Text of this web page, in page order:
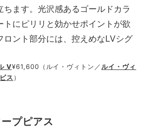
ちます。光沢感あるゴールドカラ
トにピリリと効かせポイントが欲
ロント部分には、控えめなLVシグ
V¥61,600 （ ルイ・ヴィトン／ルイ・ヴィ
ス ）
プピアス